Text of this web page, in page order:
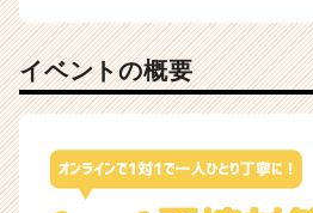
ス
ト
届
く
イベントの概要